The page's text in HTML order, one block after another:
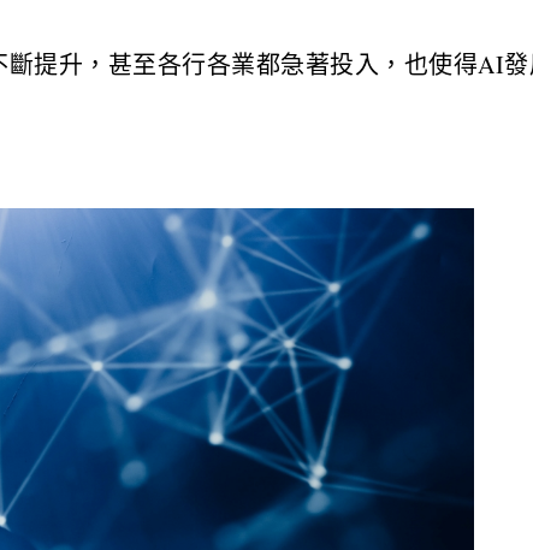
提升，甚至各行各業都急著投入，也使得AI